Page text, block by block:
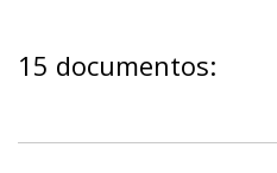
15 documentos: